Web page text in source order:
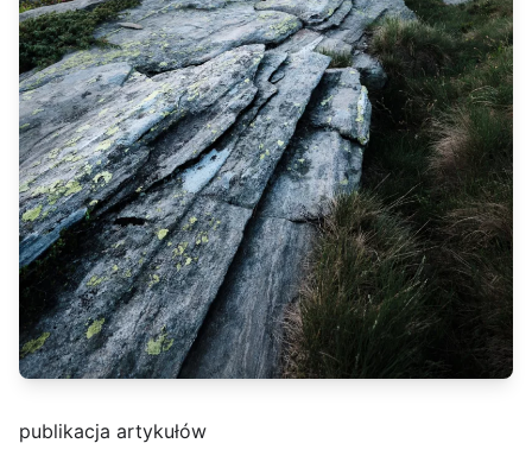
publikacja artykułów